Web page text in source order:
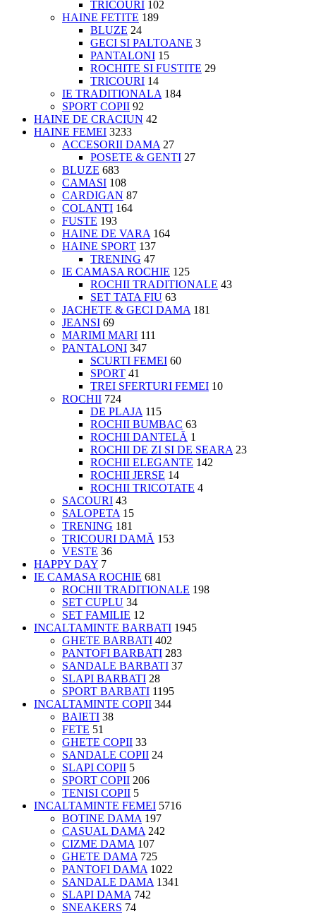
TRICOURI 102
HAINE FETITE 189
BLUZE 24
GECI SI PALTOANE 3
PANTALONI 15
ROCHITE SI FUSTITE 29
TRICOURI 14
IE TRADITIONALA 184
SPORT COPII 92
HAINE DE CRACIUN 42
HAINE FEMEI 3233
ACCESORII DAMA 27
POSETE & GENTI 27
BLUZE 683
CAMASI 108
CARDIGAN 87
COLANTI 164
FUSTE 193
HAINE DE VARA 164
HAINE SPORT 137
TRENING 47
IE CAMASA ROCHIE 125
ROCHII TRADITIONALE 43
SET TATA FIU 63
JACHETE & GECI DAMA 181
JEANSI 69
MARIMI MARI 111
PANTALONI 347
SCURTI FEMEI 60
SPORT 41
TREI SFERTURI FEMEI 10
ROCHII 724
DE PLAJA 115
ROCHII BUMBAC 63
ROCHII DANTELĂ 1
ROCHII DE ZI SI DE SEARA 23
ROCHII ELEGANTE 142
ROCHII JERSE 14
ROCHII TRICOTATE 4
SACOURI 43
SALOPETA 15
TRENING 181
TRICOURI DAMĂ 153
VESTE 36
HAPPY DAY 7
IE CAMASA ROCHIE 681
ROCHII TRADITIONALE 198
SET CUPLU 34
SET FAMILIE 12
INCALTAMINTE BARBATI 1945
GHETE BARBATI 402
PANTOFI BARBATI 283
SANDALE BARBATI 37
SLAPI BARBATI 28
SPORT BARBATI 1195
INCALTAMINTE COPII 344
BAIETI 38
FETE 51
GHETE COPII 33
SANDALE COPII 24
SLAPI COPII 5
SPORT COPII 206
TENISI COPII 5
INCALTAMINTE FEMEI 5716
BOTINE DAMA 197
CASUAL DAMA 242
CIZME DAMA 107
GHETE DAMA 725
PANTOFI DAMA 1022
SANDALE DAMA 1341
SLAPI DAMA 742
SNEAKERS 74